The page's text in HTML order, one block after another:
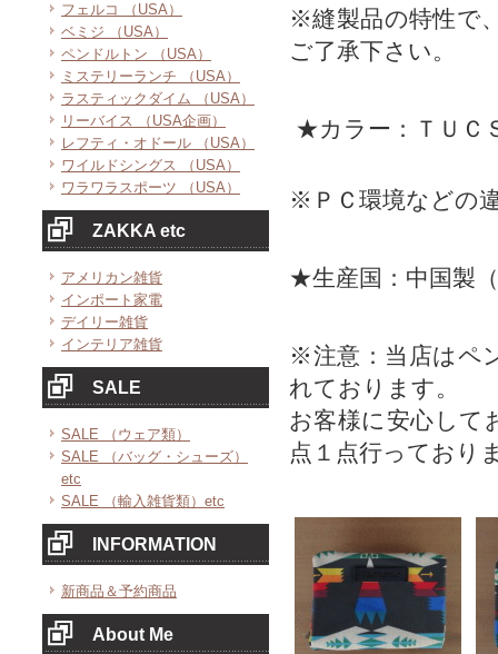
フェルコ （USA）
ベミジ （USA）
ペンドルトン （USA）
ミステリーランチ （USA）
ラスティックダイム （USA）
リーバイス （USA企画）
レフティ・オドール （USA）
ワイルドシングス （USA）
ワラワラスポーツ （USA）
ZAKKA etc
アメリカン雑貨
インポート家電
デイリー雑貨
インテリア雑貨
SALE
SALE （ウェア類）
SALE （バッグ・シューズ）
etc
SALE （輸入雑貨類）etc
INFORMATION
新商品＆予約商品
About Me
※縫製品の特性で
ご了承下さい。
★カラー：ＴＵＣ
※ＰＣ環境などの
★生産国：中国製
※注意：当店はペ
れております。
お客様に安心して
点１点行っており